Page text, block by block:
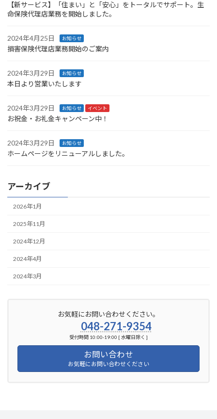
【新サービス】「住まい」と「安心」をトータルでサポート。生
命保険代理店業務を開始しました。
2024年4月25日 お知らせ
損害保険代理店業務開始のご案内
2024年3月29日 お知らせ
本日より営業いたします
2024年3月29日 お知らせ イベント
お祝金・お礼金キャンペーン中！
2024年3月29日 お知らせ
ホームページをリニューアルしました。
アーカイブ
2026年1月
2025年11月
2024年12月
2024年4月
2024年3月
お気軽にお問い合わせください。
048-271-9354
受付時間 10:00-19:00 [ 水曜日除く ]
お問い合わせ
お気軽にお問い合わせください